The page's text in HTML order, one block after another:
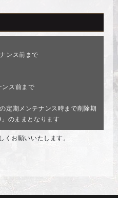
ンス前まで
ス前まで
定期メンテナンス時まで削除期
のままとなります
くお願いいたします。